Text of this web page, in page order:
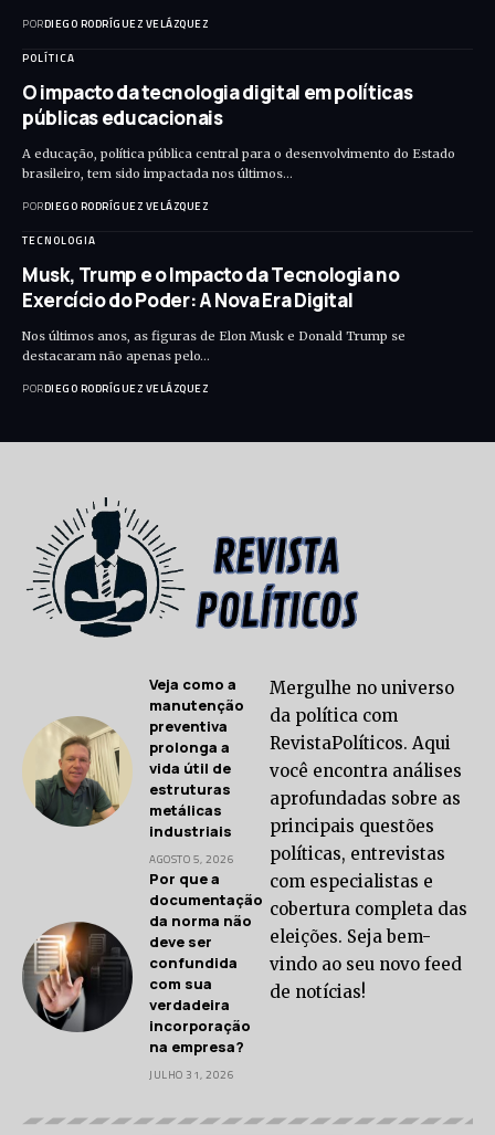
PORDIEGO RODRÍGUEZ VELÁZQUEZ
POLÍTICA
O impacto da tecnologia digital em políticas
públicas educacionais
A educação, política pública central para o desenvolvimento do Estado
brasileiro, tem sido impactada nos últimos…
PORDIEGO RODRÍGUEZ VELÁZQUEZ
TECNOLOGIA
Musk, Trump e o Impacto da Tecnologia no
Exercício do Poder: A Nova Era Digital
Nos últimos anos, as figuras de Elon Musk e Donald Trump se
destacaram não apenas pelo…
PORDIEGO RODRÍGUEZ VELÁZQUEZ
Veja como a
manutenção
preventiva
prolonga a
vida útil de
estruturas
metálicas
industriais
AGOSTO 5, 2026
Por que a
documentação
da norma não
deve ser
confundida
com sua
verdadeira
incorporação
na empresa?
JULHO 31, 2026
Mergulhe no universo
da política com
RevistaPolíticos. Aqui
você encontra análises
aprofundadas sobre as
principais questões
políticas, entrevistas
com especialistas e
cobertura completa das
eleições. Seja bem-
vindo ao seu novo feed
de notícias!